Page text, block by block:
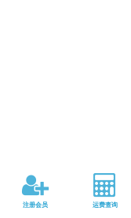
注册会员 运费查询